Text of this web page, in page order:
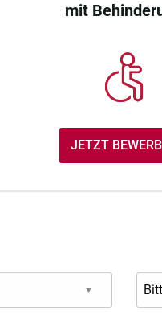
mit
JETZT